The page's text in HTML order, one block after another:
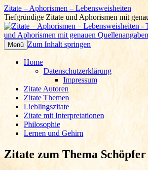
Zitate – Aphorismen – Lebensweisheiten
Tiefgründige Zitate und Aphorismen mit
Menü Zum Inhalt springen
Home
Datenschutzerklärung
Impressum
Zitate Autoren
Zitate Themen
Lieblingszitate
Zitate mit Interpretationen
Philosophie
Lernen und Gehirn
Zitate zum Thema Schöpfer